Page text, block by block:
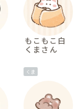
もこもこ白
くまさん
くま